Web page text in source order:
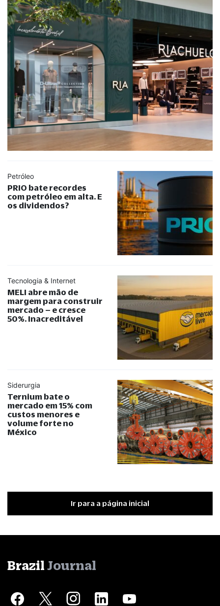
Petróleo
PRIO bate recordes
com petróleo em alta. E
os dividendos?
Tecnologia & Internet
MELI abre mão de
margem para construir
mercado – e cresce
50%. Inacreditável
Siderurgia
Ternium bate o
mercado em 15% com
custos menores e
volume forte no
México
Ir para a página inicial
Brazil Journal